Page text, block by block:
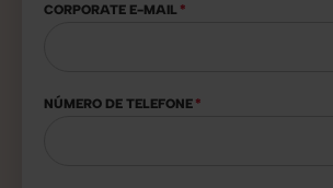
CORPORATE E-MAIL *
NÚMERO DE TELEFONE *